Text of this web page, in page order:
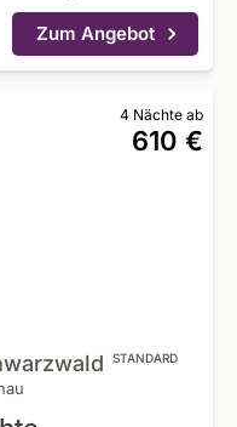
Zum Angebot
4 Nächte ab
610 €
STANDARD